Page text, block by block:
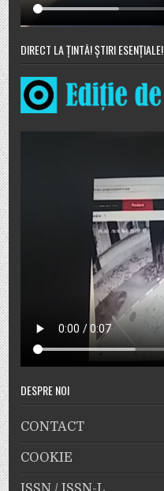
DIRECT LA ȚINTĂ! ȘTIRI ESENȚIALE!
DESPRE NOI
CONTACT
COOKIE